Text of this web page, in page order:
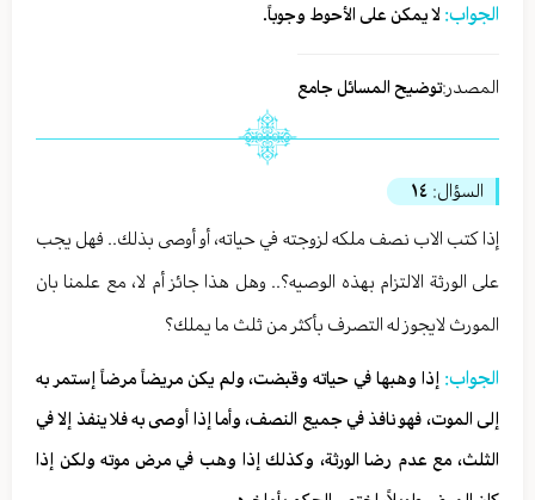
الجواب: لا يمكن على الأحوط وجوباً.
المصدر:توضيح المسائل جامع
السؤال: ١٤
إذا كتب الاب نصف ملكه لزوجته في حياته، أو أوصى بذلك.. فهل يجب
على الورثة الالتزام بهذه الوصيه؟.. وهل هذا جائز أم لا، مع علمنا بان
المورث لايجوز له التصرف بأكثر من ثلث ما يملك؟
الجواب: إذا وهبها في حياته وقبضت، ولم يكن مريضاً مرضاً إستمر به
إلى الموت، فهو نافذ في جميع النصف، وأما إذا أوصى به فلا ينفذ إلا في
الثلث، مع عدم رضا الورثة، وكذلك إذا وهب في مرض موته ولكن إذا